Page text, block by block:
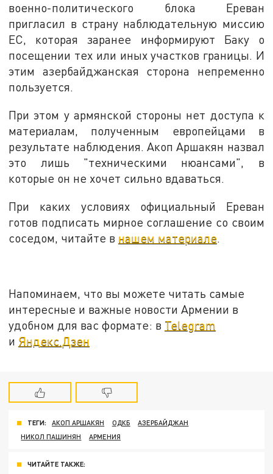
военно-политического блока Ереван
пригласил в страну наблюдательную миссию
ЕС, которая заранее информируют Баку о
посещении тех или иных участков границы. И
этим азербайджанская сторона непременно
пользуется.
При этом у армянской стороны нет доступа к
материалам, полученным европейцами в
результате наблюдения. Акоп Аршакян назвал
это лишь "техническими нюансами", в
которые он не хочет сильно вдаваться.
При каких условиях официальный Ереван
готов подписать мирное соглашение со своим
соседом, читайте в нашем материале
Напоминаем, что вы можете читать самые
интересные и важные новости Армении в
удобном для вас формате: в Telegram
и Яндекс.Дзен
ТЕГИ: АКОП АРШАКЯН ОДКБ
АЗЕРБАЙДЖАН
НИКОЛ ПАШИНЯН
АРМЕНИЯ
ЧИТАЙТЕ ТАКЖЕ: